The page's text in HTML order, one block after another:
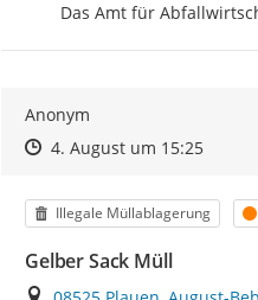
Das Amt für
Anonym
Zeitpunkt des Erstellens
Zeitpunkt des Erstellens
4. August um 15:25Zur
Kategorie
Illegale Müllablagerung
Gelber Sack Müll